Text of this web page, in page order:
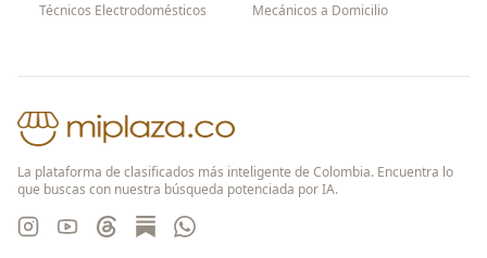
Técnicos Electrodomésticos
Mecánicos a Domicilio
La plataforma de clasificados más inteligente de Colombia. Encuentra lo
que buscas con nuestra búsqueda potenciada por IA.